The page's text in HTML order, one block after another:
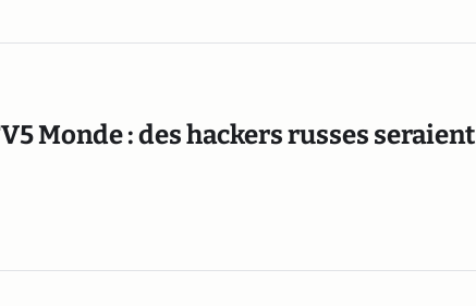
Monde : des hackers russes seraient